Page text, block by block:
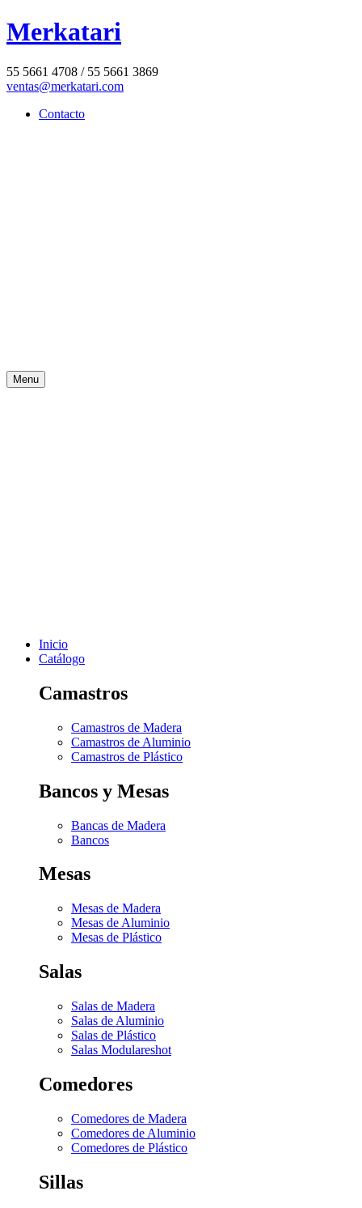
Merkatari
55 5661 4708 / 55 5661 3869
ventas@merkatari.com
Contacto
Menu
Inicio
Catálogo
Camastros
Camastros de Madera
Camastros de Aluminio
Camastros de Plástico
Bancos y Mesas
Bancas de Madera
Bancos
Mesas
Mesas de Madera
Mesas de Aluminio
Mesas de Plástico
Salas
Salas de Madera
Salas de Aluminio
Salas de Plástico
Salas Modulareshot
Comedores
Comedores de Madera
Comedores de Aluminio
Comedores de Plástico
Sillas